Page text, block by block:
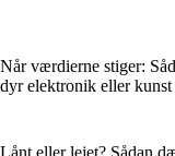
Når værdierne stiger:
dyr elektronik eller kunst
Lånt eller lejet? Sådan